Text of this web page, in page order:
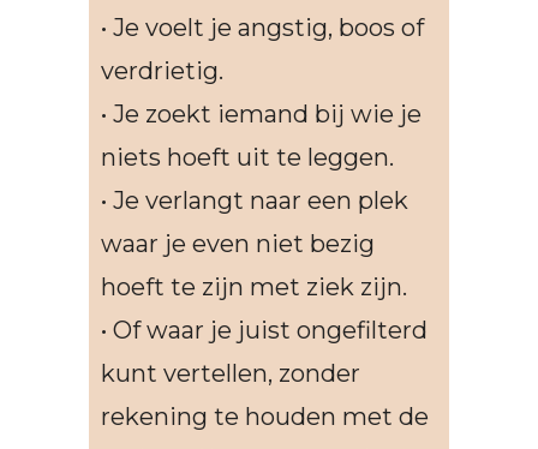
• Je voelt je angstig, boos of
verdrietig.
• Je zoekt iemand bij wie je
niets hoeft uit te leggen.
• Je verlangt naar een plek
waar je even niet bezig
hoeft te zijn met ziek zijn.
• Of waar je juist ongefilterd
kunt vertellen, zonder
rekening te houden met de